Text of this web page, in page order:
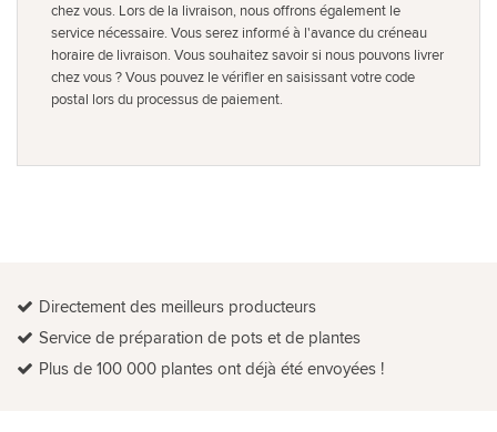
chez vous. Lors de la livraison, nous offrons également le
service nécessaire. Vous serez informé à l'avance du créneau
horaire de livraison. Vous souhaitez savoir si nous pouvons livrer
chez vous ? Vous pouvez le vérifier en saisissant votre code
postal lors du processus de paiement.
Directement des meilleurs producteurs
Service de préparation de pots et de plantes
Plus de 100 000 plantes ont déjà été envoyées !